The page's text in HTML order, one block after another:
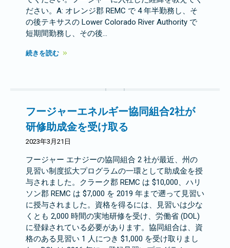
ださい。A: オレンジ郡 REMC で 4 年半勤務し、そ
の後テキサスの Lower Colorado River Authority で
短期間勤務し、その後…
続きを読む
フージャーエネルギー協同組合2社が
研修助成金を受け取る
2023年3月21日
フージャー エナジーの協同組合 2 社が最近、州の
見習い制度拡大プログラムの一環として助成金を授
与されました。クラーク郡 REMC は $10,000、ハリ
ソン郡 REMC は $7,000 を 2019 年まで遡って見習い
に授与されました。資格を得るには、見習いは少な
くとも 2,000 時間の実地研修を受け、労働省 (DOL)
に登録されている必要があります。協同組合は、資
格のある見習い 1 人につき $1,000 を受け取りまし